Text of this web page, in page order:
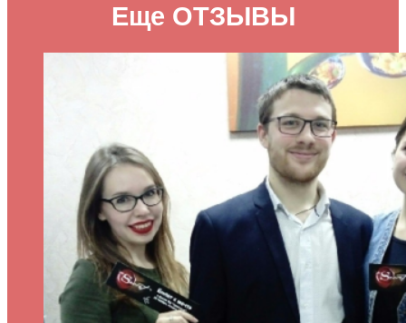
Еще ОТЗЫВЫ